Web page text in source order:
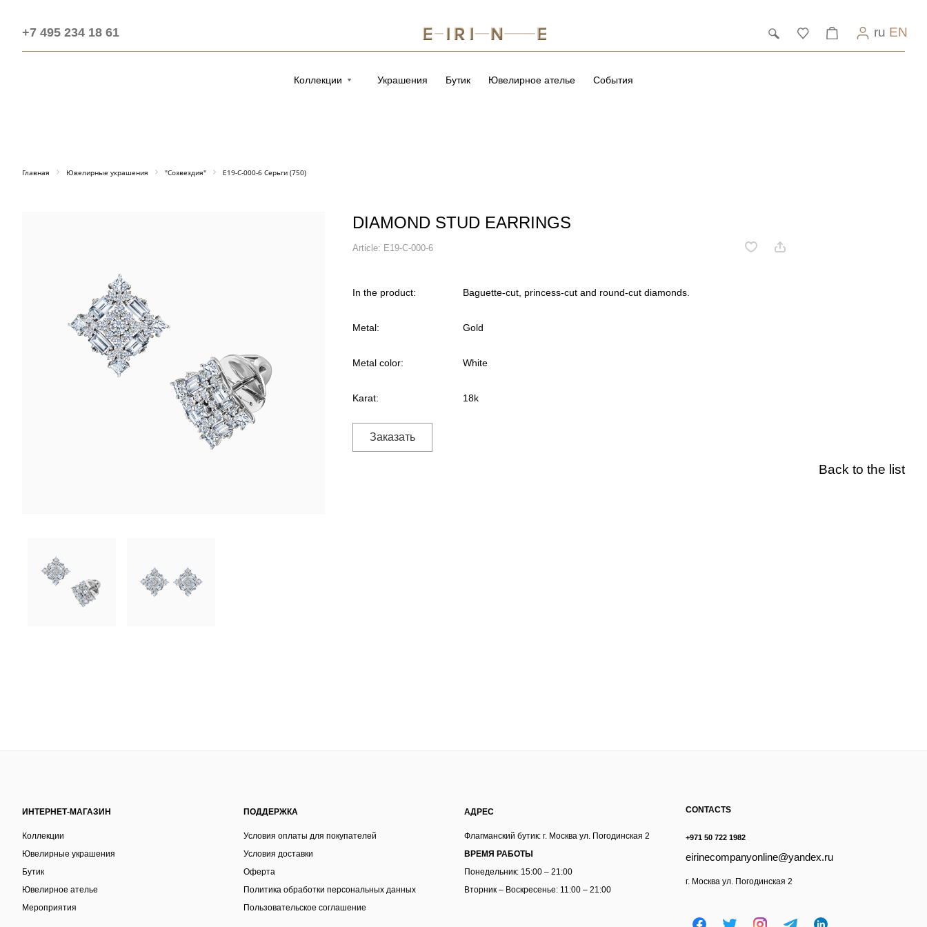
+7 495 234 18 61 ru EN
Коллекции Украшения Бутик Ювелирное ателье События
Главная Ювелирные украшения "Созвездия" E19-C-000-6 Серьги (750)
DIAMOND STUD EARRINGS
Article: E19-C-000-6
In the product: Baguette-cut, princess-cut and round-cut diamonds.
Metal: Gold
Metal color: White
Karat: 18k
Заказать
Back to the list
ИНТЕРНЕТ-МАГАЗИН
Коллекции
Ювелирные украшения
Бутик
Ювелирное ателье
Мероприятия
ПОДДЕРЖКА
Условия оплаты для покупателей
Условия доставки
Оферта
Политика обработки персональных данных
Пользовательское соглашение
АДРЕС
Флагманский бутик: г. Москва ул. Погодинская 2
ВРЕМЯ РАБОТЫ
Понедельник: 15:00 – 21:00
Вторник – Воскресенье: 11:00 – 21:00
CONTACTS
+971 50 722 1982
eirinecompanyonline@yandex.ru
г. Москва ул. Погодинская 2